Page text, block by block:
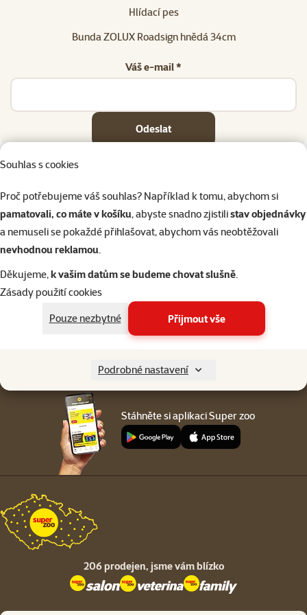
Souhlas s cookies
Proč potřebujeme váš souhlas? Například k tomu, abychom si
pamatovali, co máte v košíku, abyste snadno zjistilistav objednávky
a nemuseli se pokaždé přihlašovat, abychom vás neobtěžovali
nevhodnou reklamou.
Děkujeme,k vašim datům se budeme chovat slušně.
Zásady použití cookies
Pouze nezbytné
Přijmout vše
Podrobné nastavení
Hlídací pes
Bunda ZOLUX Roadsign hnědá 34cm
Váš e-mail *
Odeslat
Napište nám
eshop@superzoo.cz
321 000 180
Po–Pá 7:00 – 18:00
Online chat
nebo
206 prodejen
Menu v patičce
Pro zákazníky
Stáhněte si aplikaci Super zoo
206 prodejen, jsme vám blízko